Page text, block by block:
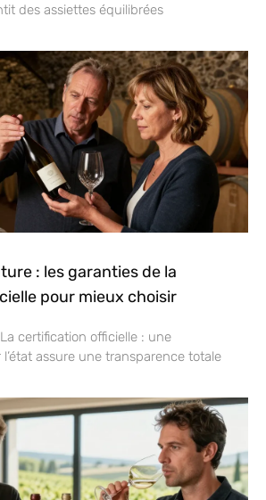
des assiettes équilibrées
: les garanties de la
pour mieux choisir
certification officielle : une
assure une transparence totale